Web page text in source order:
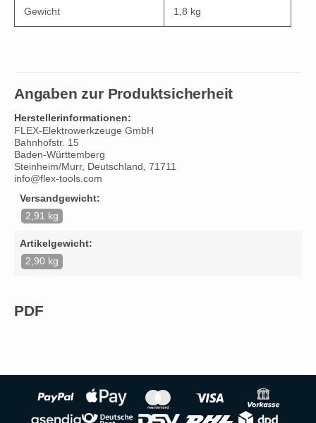
Gewicht 1,8 kg
Angaben zur Produktsicherheit
Herstellerinformationen:
FLEX-Elektrowerkzeuge GmbH
Bahnhofstr. 15
Baden-Württemberg
Steinheim/Murr, Deutschland, 71711
info@flex-tools.com
Versandgewicht:
2,91 kg
Artikelgewicht:
2,90 kg
PDF